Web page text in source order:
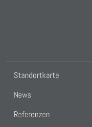
Standortkarte
News
Referenzen